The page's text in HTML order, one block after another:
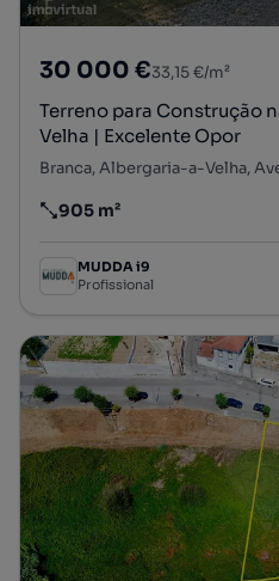
30 000 €33,15 €/m²
Terreno para Construção
Velha | Excelente Opor
Branca, Albergaria-a-Velha,
Preço por metro quadrado
905 m²
MUDDA i9
Profissional